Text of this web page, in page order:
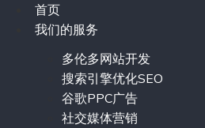
首页
我们的服务
多伦多网站开发
搜索引擎优化SEO
谷歌PPC广告
社交媒体营销